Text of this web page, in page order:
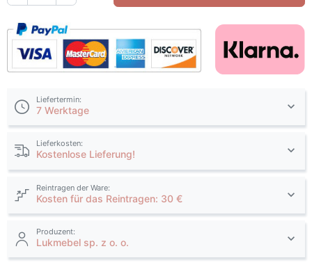
Liefertermin:
7 Werktage
Lieferkosten:
Kostenlose Lieferung!
Reintragen der Ware:
Kosten für das Reintragen: 30 €
Produzent:
Lukmebel sp. z o. o.